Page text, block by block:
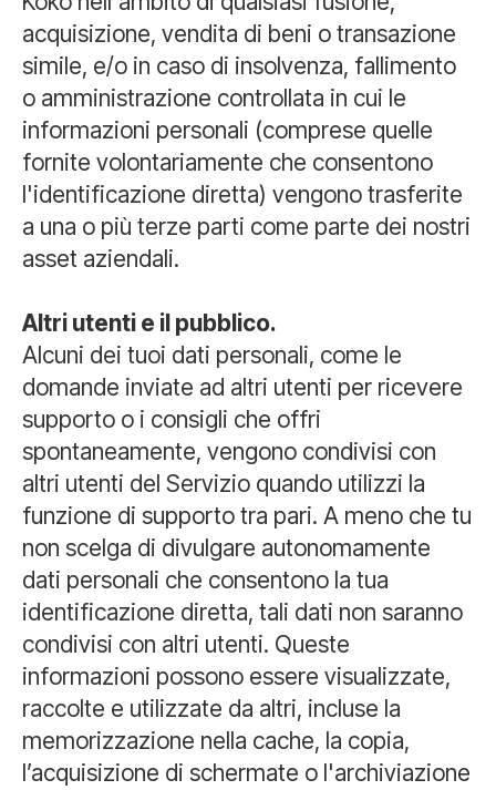
acquisizione, vendita di beni o transazione
simile, e/o in caso di insolvenza, fallimento
o amministrazione controllata in cui le
informazioni personali (comprese quelle
fornite volontariamente che consentono
l'identificazione diretta) vengono trasferite
a una o più terze parti come parte dei nostri
asset aziendali.
Altri utenti e il pubblico.
Alcuni dei tuoi dati personali, come le
domande inviate ad altri utenti per ricevere
supporto o i consigli che offri
spontaneamente, vengono condivisi con
altri utenti del Servizio quando utilizzi la
funzione di supporto tra pari. A meno che tu
non scelga di divulgare autonomamente
dati personali che consentono la tua
identificazione diretta, tali dati non saranno
condivisi con altri utenti. Queste
informazioni possono essere visualizzate,
raccolte e utilizzate da altri, incluse la
memorizzazione nella cache, la copia,
l’acquisizione di schermate o l'archiviazione